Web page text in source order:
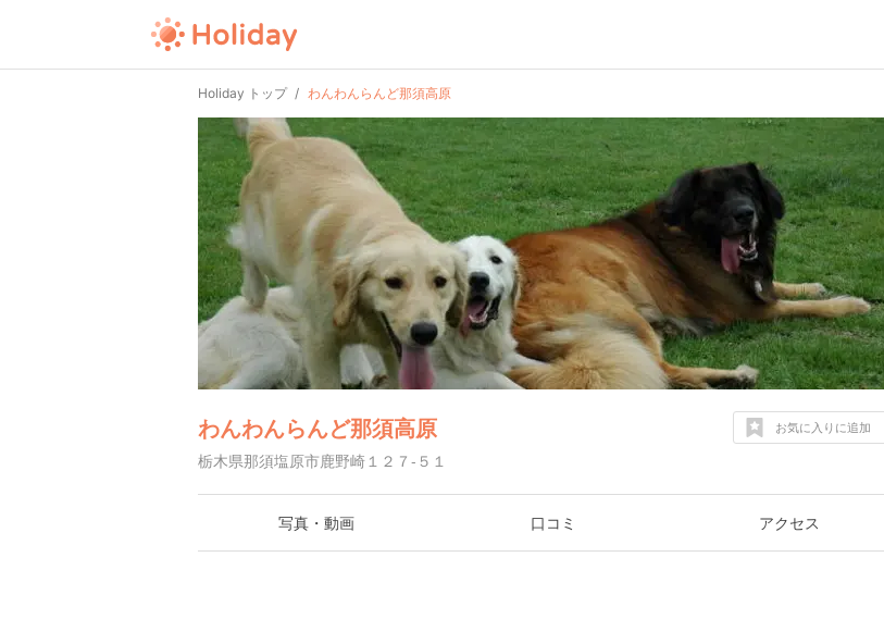
Holiday トップ わんわんらんど那須高原
わんわんらんど那須高原
栃木県那須塩原市鹿野崎１２７-５１
お気に入りに追加
写真・動画 口コミ アクセス